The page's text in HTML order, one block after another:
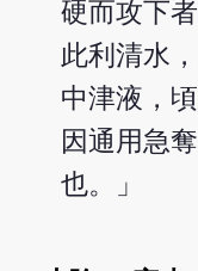
硬而攻下
此利清水
中津液，
因通用急
也。」